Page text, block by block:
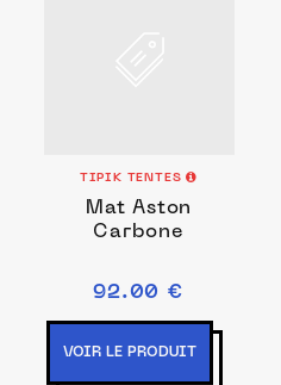
TIPIK TENTES
Mat Aston
Carbone
92.00 €
VOIR LE PRODUIT